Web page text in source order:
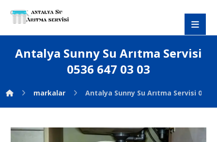
Antalya Sunny Su Arıtma Servisi
0536 647 03 03
markalar Antalya Sunny Su Arıtma Servisi 0536